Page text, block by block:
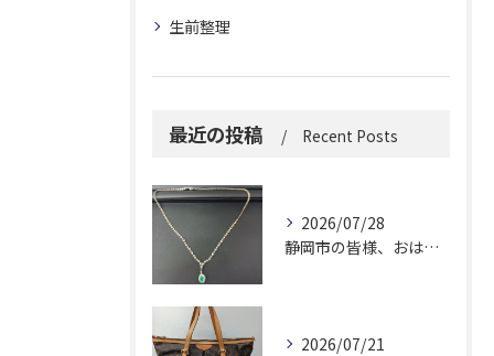
生前整理
最近の投稿 Recent Posts
2026/07/28
静岡市の皆様、おはようございます。
2026/07/21